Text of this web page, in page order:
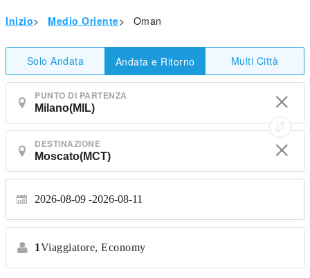
Inizio> Medio Oriente> Oman
Solo Andata Andata e Ritorno Multi Città
PUNTO DI PARTENZA
DESTINAZIONE
2026-08-09 2026-08-11
1Viaggiatore, Economy